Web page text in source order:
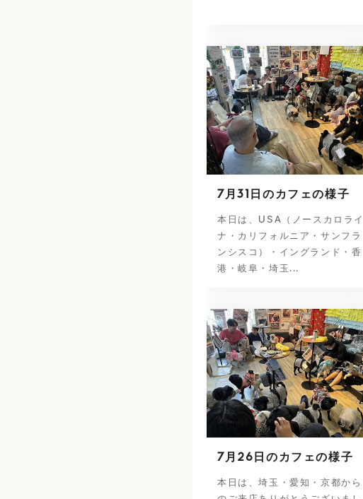
7月31日のカフェの様子
本日は、USA（ノースカロライ
ナ・カリフォルニア・サンフラ
ンシスコ）・イングランド・香
港・岐阜・埼玉...
7月26日のカフェの様子
本日は、埼玉・愛知・京都から